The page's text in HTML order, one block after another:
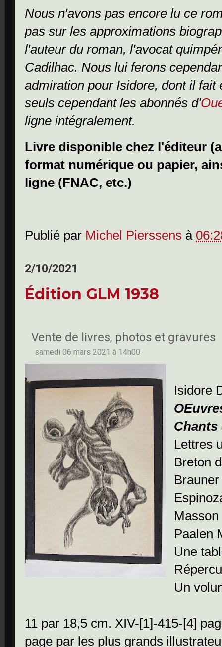
Nous n'avons pas encore lu ce
pas sur les approximations
l'auteur du roman, l'avocat
Cadilhac. Nous lui ferons
admiration pour Isidore, dont il fait
seuls cependant les abonnés d'
ligne intégralement.
Livre disponible chez l'éditeur
format numérique ou papier,
ligne (FNAC, etc.)
Publié par Michel Pierssens à
2/10/2021
Édition GLM 1938
Vente de livres, photos et gravures
samedi 06 mars 2021 à 14h00
Isidore
Chants
Lettres
Breton
Paalen
Une
Un
11 par 18,5 cm. XIV-[1]-415-[4]
page par les plus grands